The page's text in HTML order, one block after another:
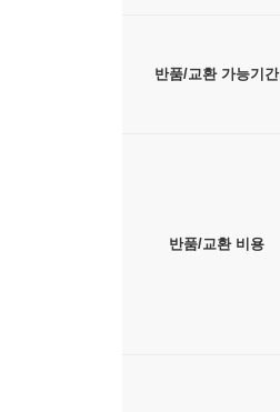
반품/교환 가능기간
반품/교환 비용